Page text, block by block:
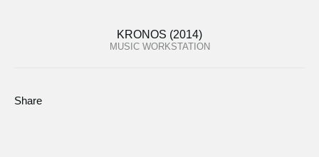
KRONOS (2014)
MUSIC WORKSTATION
Share